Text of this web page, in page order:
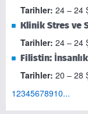
Tarihler: 24 – 24
Klinik Stres ve
Tarihler: 24 – 24
Filistin:
Tarihler: 20 – 28
12345678910...